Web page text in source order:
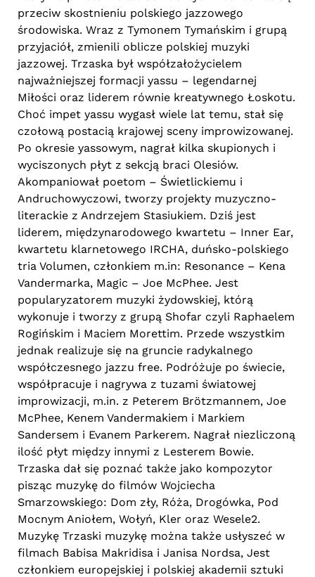
przeciw skostnieniu polskiego jazzowego
środowiska. Wraz z Tymonem Tymańskim i grupą
przyjaciół, zmienili oblicze polskiej muzyki
jazzowej. Trzaska był współzałożycielem
najważniejszej formacji yassu – legendarnej
Miłości oraz liderem równie kreatywnego Łoskotu.
Choć impet yassu wygasł wiele lat temu, stał się
czołową postacią krajowej sceny improwizowanej.
Po okresie yassowym, nagrał kilka skupionych i
wyciszonych płyt z sekcją braci Olesiów.
Akompaniował poetom – Świetlickiemu i
Andruchowyczowi, tworzy projekty muzyczno-
literackie z Andrzejem Stasiukiem. Dziś jest
liderem, międzynarodowego kwartetu – Inner Ear,
kwartetu klarnetowego IRCHA, duńsko-polskiego
tria Volumen, członkiem m.in: Resonance – Kena
Vandermarka, Magic – Joe McPhee. Jest
popularyzatorem muzyki żydowskiej, którą
wykonuje i tworzy z grupą Shofar czyli Raphaelem
Rogińskim i Maciem Morettim. Przede wszystkim
jednak realizuje się na gruncie radykalnego
współczesnego jazzu free. Podróżuje po świecie,
współpracuje i nagrywa z tuzami światowej
improwizacji, m.in. z Peterem Brötzmannem, Joe
McPhee, Kenem Vandermakiem i Markiem
Sandersem i Evanem Parkerem. Nagrał niezliczoną
ilość płyt między innymi z Lesterem Bowie.
Trzaska dał się poznać także jako kompozytor
pisząc muzykę do filmów Wojciecha
Smarzowskiego: Dom zły, Róża, Drogówka, Pod
Mocnym Aniołem, Wołyń, Kler oraz Wesele2.
Muzykę Trzaski muzykę można także usłyszeć w
filmach Babisa Makridisa i Janisa Nordsa, Jest
członkiem europejskiej i polskiej akademii sztuki